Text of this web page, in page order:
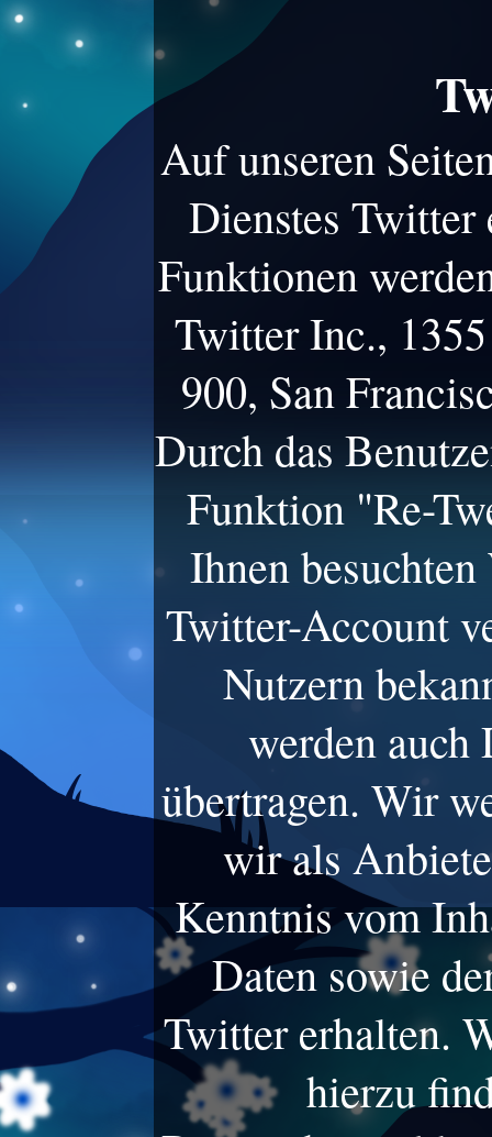
Auf unseren
Dienstes Twitter
Funktionen
Twitter Inc.,
900, San
Durch das
Funktion "Re-
Ihnen
Twitter-Account
Nutzern
werden auch
übertragen. Wir
wir als
Kenntnis vom
Daten sowie
Twitter erhalten.
hierzu